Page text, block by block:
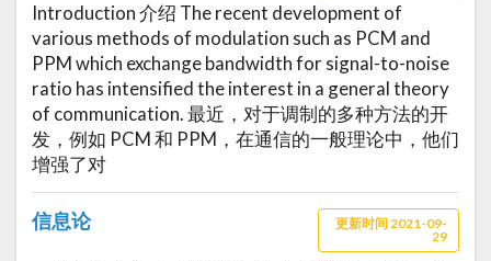
Introduction 介绍 The recent development of
various methods of modulation such as PCM and
PPM which exchange bandwidth for signal-to-noise
ratio has intensified the interest in a general theory
of communication. 最近，对于调制的多种方法的开
发，例如 PCM 和 PPM，在通信的一般理论中，他们
增强了对
信息论
更新时间 2021-09-
29